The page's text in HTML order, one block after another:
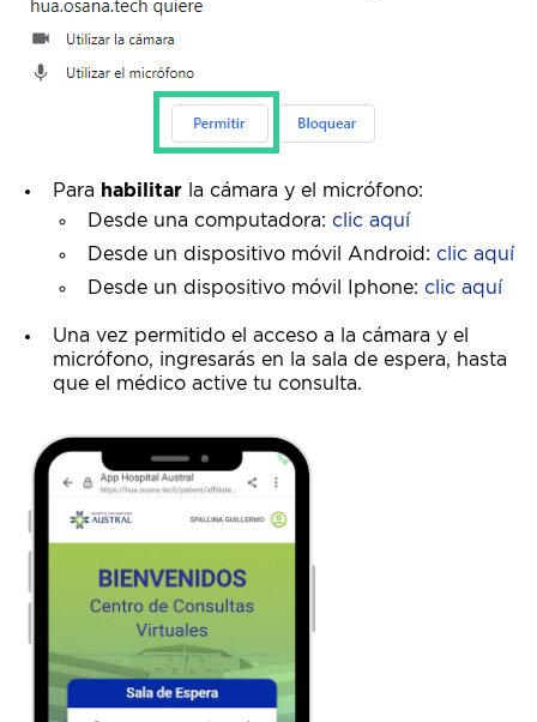
Para habilitar la cámara y el micrófono:
Desde una computadora: clic aquí
Desde un dispositivo móvil Android: clic aquí
Desde un dispositivo móvil Iphone: clic aquí
Una vez permitido el acceso a la cámara y el
micrófono, ingresarás en la sala de espera, hasta
que el médico active tu consulta.